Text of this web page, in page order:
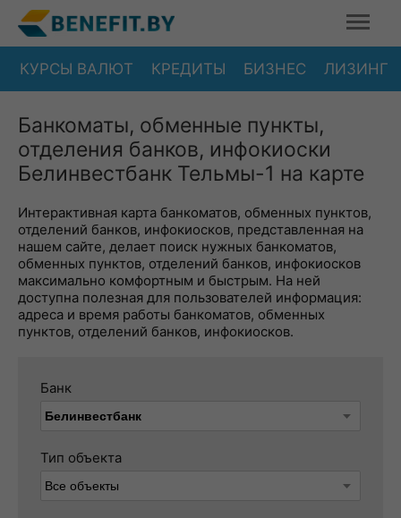
КУРСЫ ВАЛЮТ КРЕДИТЫ БИЗНЕС ЛИЗИНГ
Банкоматы, обменные пункты,
отделения банков, инфокиоски
Белинвестбанк Тельмы-1 на карте
Интерактивная карта банкоматов, обменных пунктов,
отделений банков, инфокиосков, представленная на
нашем сайте, делает поиск нужных банкоматов,
обменных пунктов, отделений банков, инфокиосков
максимально комфортным и быстрым. На ней
доступна полезная для пользователей информация:
адреса и время работы банкоматов, обменных
пунктов, отделений банков, инфокиосков.
Банк
Тип объекта